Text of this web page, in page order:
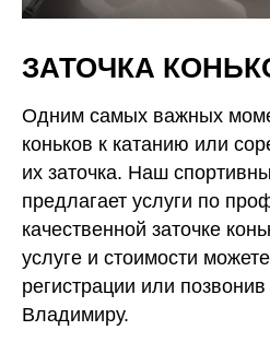
ЗАТОЧКА
Одним самых важных
коньков к катанию или
их заточка. Наш
предлагает услуги по
качественной заточке
услуге и стоимости
регистрации или
Владимиру.